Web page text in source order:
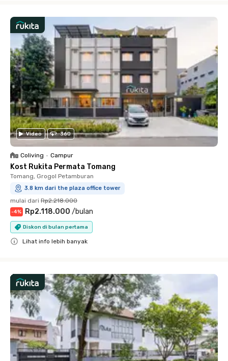
Video 360
Coliving • Campur
Kost Rukita Permata Tomang
Tomang, Grogol Petamburan
3.8 km dari the plaza office tower
mulai dari Rp2.218.000
-4% Rp2.118.000 /bulan
Diskon di bulan pertama
Lihat info lebih banyak